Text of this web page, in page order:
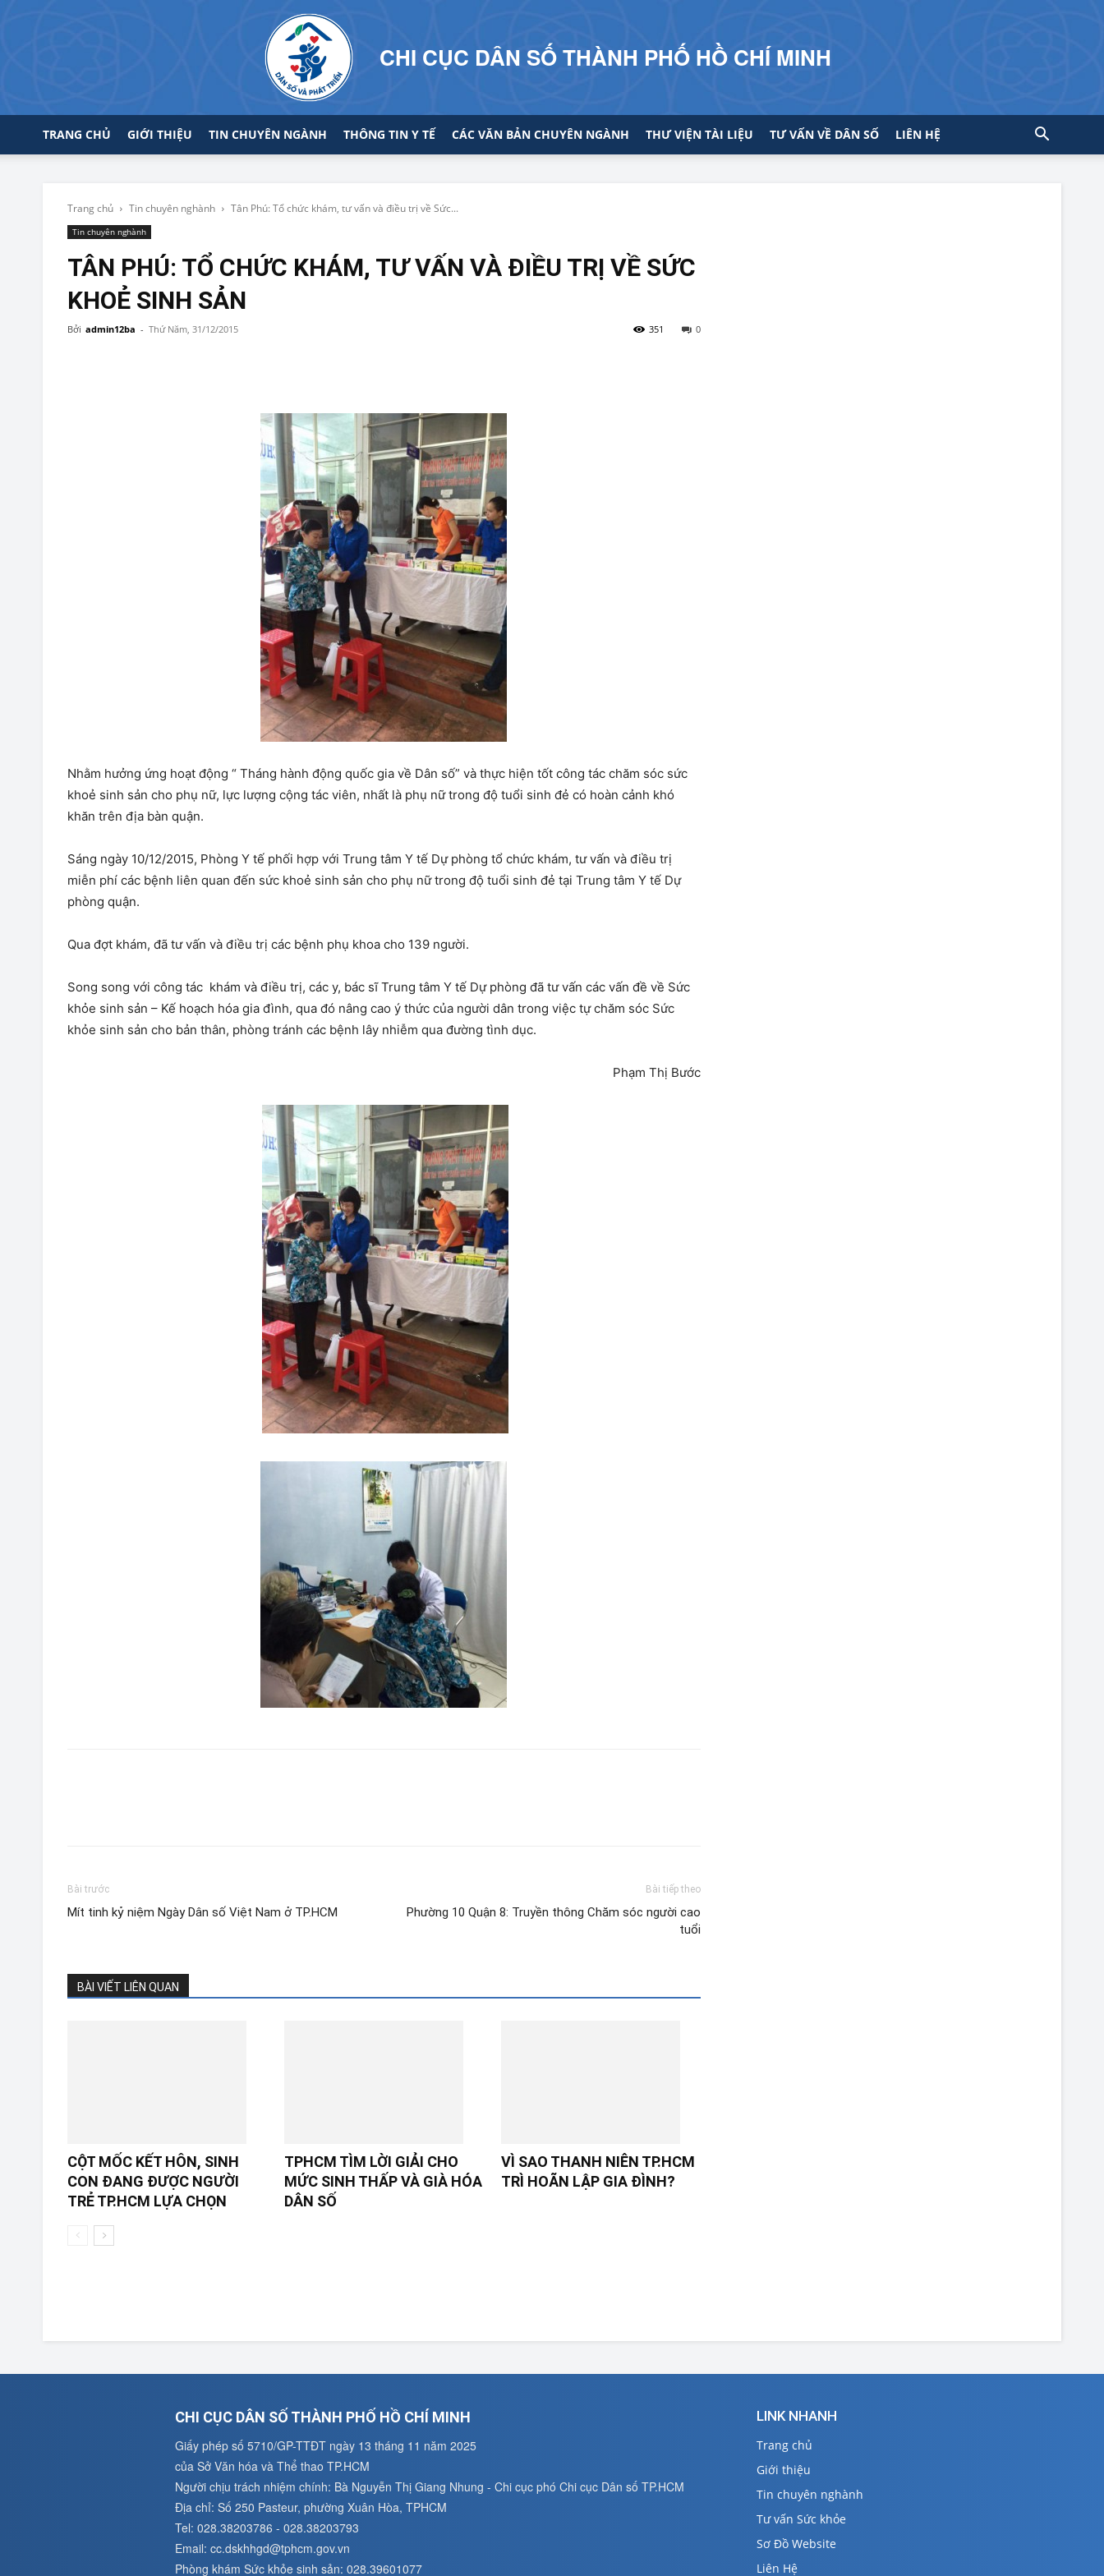
CHI CỤC DÂN SỐ THÀNH PHỐ HỒ CHÍ MINH
TRANG CHỦ GIỚI THIỆU TIN CHUYÊN NGÀNH THÔNG TIN Y TẾ CÁC VĂN BẢN CHUYÊN NGÀNH THƯ VIỆN TÀI LIỆU TƯ VẤN VỀ DÂN SỐ LIÊN HỆ
Trang chủ Tin chuyên nghành Tân Phú: Tổ chức khám, tư vấn và điều trị về Sức...
Tin chuyên nghành
TÂN PHÚ: TỔ CHỨC KHÁM, TƯ VẤN VÀ ĐIỀU TRỊ VỀ SỨC
KHOẺ SINH SẢN
Bởi admin12ba - Thứ Năm, 31/12/2015 0
351
Nhằm hưởng ứng hoạt động “ Tháng hành động quốc gia về Dân số” và thực hiện tốt công tác chăm sóc sức
khoẻ sinh sản cho phụ nữ, lực lượng cộng tác viên, nhất là phụ nữ trong độ tuổi sinh đẻ có hoàn cảnh khó
khăn trên địa bàn quận.
Sáng ngày 10/12/2015, Phòng Y tế phối hợp với Trung tâm Y tế Dự phòng tổ chức khám, tư vấn và điều trị
miễn phí các bệnh liên quan đến sức khoẻ sinh sản cho phụ nữ trong độ tuổi sinh đẻ tại Trung tâm Y tế Dự
phòng quận.
Qua đợt khám, đã tư vấn và điều trị các bệnh phụ khoa cho 139 người.
Song song với công tác khám và điều trị, các y, bác sĩ Trung tâm Y tế Dự phòng đã tư vấn các vấn đề về Sức
khỏe sinh sản – Kế hoạch hóa gia đình, qua đó nâng cao ý thức của người dân trong việc tự chăm sóc Sức
khỏe sinh sản cho bản thân, phòng tránh các bệnh lây nhiễm qua đường tình dục.
Phạm Thị Bước
Bài trước
Mít tinh kỷ niệm Ngày Dân số Việt Nam ở TP.HCM
Bài tiếp theo
Phường 10 Quận 8: Truyền thông Chăm sóc người cao
tuổi
BÀI VIẾT LIÊN QUAN
CỘT MỐC KẾT HÔN, SINH
CON ĐANG ĐƯỢC NGƯỜI
TRẺ TP.HCM LỰA CHỌN
TPHCM TÌM LỜI GIẢI CHO
MỨC SINH THẤP VÀ GIÀ HÓA
DÂN SỐ
VÌ SAO THANH NIÊN TP.HCM
TRÌ HOÃN LẬP GIA ĐÌNH?
CHI CỤC DÂN SỐ THÀNH PHỐ HỒ CHÍ MINH
Giấy phép số 5710/GP-TTĐT ngày 13 tháng 11 năm 2025
của Sở Văn hóa và Thể thao TP.HCM
Người chịu trách nhiệm chính: Bà Nguyễn Thị Giang Nhung - Chi cục phó Chi cục Dân số TP.HCM
Địa chỉ: Số 250 Pasteur, phường Xuân Hòa, TPHCM
Tel: 028.38203786 - 028.38203793
Email: cc.dskhhgd@tphcm.gov.vn
Phòng khám Sức khỏe sinh sản: 028.39601077
LINK NHANH
Trang chủ
Giới thiệu
Tin chuyên nghành
Tư vấn Sức khỏe
Sơ Đồ Website
Liên Hệ